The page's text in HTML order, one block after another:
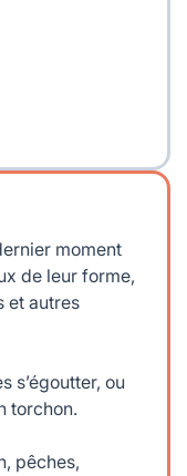
moment
de leur forme,
et autres
s’égoutter, ou
torchon.
pêches,